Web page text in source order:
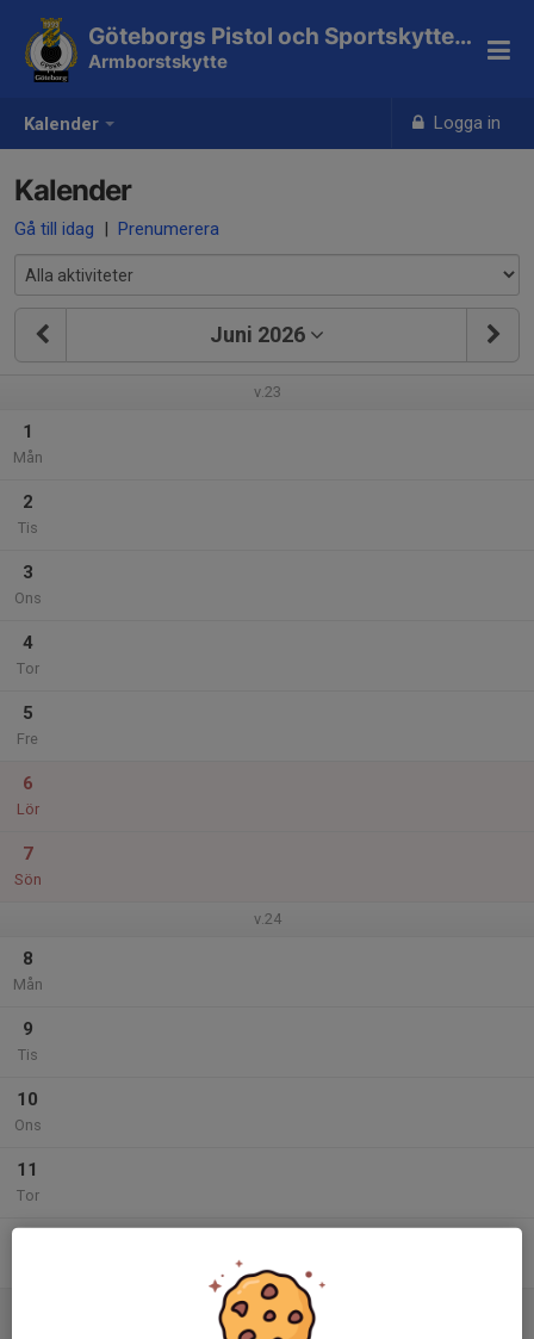
Kalender Logga in
Göteborgs Pistol och Sportskytteklubb
Armborstskytte
Kalender
Gå till idag | Prenumerera
Juni 2026
v.23
1
Mån
2
Tis
3
Ons
4
Tor
5
Fre
6
Lör
7
Sön
v.24
8
Mån
9
Tis
10
Ons
11
Tor
KM HJ-stolpe (Endast C-vapen)